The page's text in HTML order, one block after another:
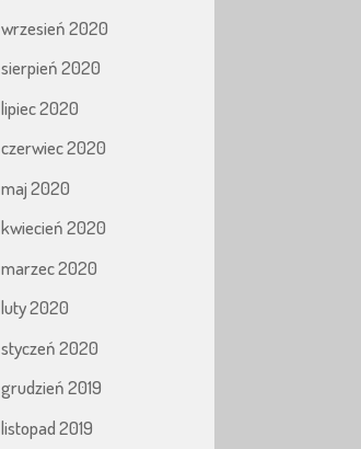
wrzesień 2020
sierpień 2020
lipiec 2020
czerwiec 2020
maj 2020
kwiecień 2020
marzec 2020
luty 2020
styczeń 2020
grudzień 2019
listopad 2019